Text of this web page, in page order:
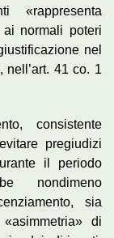
«rappresenta
normali poteri
nel
nell’art. 41 co. 1
consistente
pregiudizi
il periodo
nondimeno
sia
di